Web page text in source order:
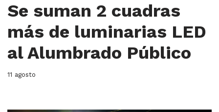
Se suman 2 cuadras
más de luminarias LED
al Alumbrado Público
11 agosto